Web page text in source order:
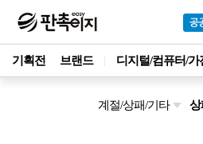
기획전 브랜드 디지털/컴퓨터/가
계절/상패/기타 상